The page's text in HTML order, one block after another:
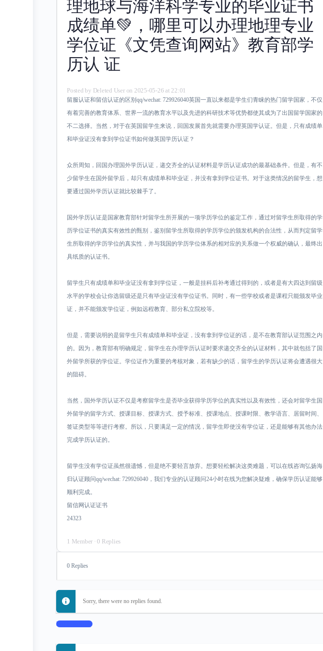
理地球与海洋科学专业的毕业证书
成绩单💚，哪里可以办理地理专业
学位证《文凭查询网站》教育部学
历认 证
Posted by Deleted User on 2025-05-26 at 22:01
留服认证和留信认证的区别qq/wechat: 729926040英国一直以来都是学生们青睐的热门留学国家，不仅
有着完善的教育体系、世界一流的教育水平以及先进的科研技术等优势都使其成为了出国留学国家的
不二选择。当然，对于在英国留学生来说，回国发展首先就需要办理英国学认证。但是，只有成绩单
和毕业证没有拿到学位证书如何做英国学历认证？
众所周知，回国办理国外学历认证，递交齐全的认证材料是学历认证成功的最基础条件。但是，有不
少留学生在国外留学后，却只有成绩单和毕业证，并没有拿到学位证书。对于这类情况的留学生，想
要通过国外学历认证就比较棘手了。
国外学历认证是国家教育部针对留学生所开展的一项学历学位的鉴定工作，通过对留学生所取得的学
历学位证书的真实有效性的甄别，鉴别留学生所取得的学历学位的颁发机构的合法性，从而判定留学
生所取得的学历学位的真实性，并与我国的学历学位体系的相对应的关系做一个权威的确认，最终出
具纸质的认证书。
留学生只有成绩单和毕业证没有拿到学位证，一般是挂科后补考通过得到的，或者是有大四达到留级
水平的学校会让你选留级还是只有毕业证没有学位证书。同时，有一些学校或者是课程只能颁发毕业
证，并不能颁发学位证，例如远程教育、部分私立院校等。
但是，需要说明的是留学生只有成绩单和毕业证，没有拿到学位证的话，是不在教育部认证范围之内
的。因为，教育部有明确规定，留学生在办理学历认证时要求递交齐全的认证材料，其中就包括了国
外留学所获的学位证。学位证作为重要的考核对象，若有缺少的话，留学生的学历认证将会遭遇很大
的阻碍。
当然，国外学历认证不仅是考察留学生是否毕业获得学历学位的真实性以及有效性，还会对留学生国
外留学的留学方式、授课目标、授课方式、授予标准、授课地点、授课时限、教学语言、居留时间、
签证类型等等进行考察。所以，只要满足一定的情况，留学生即使没有学位证，还是能够有其他办法
完成学历认证的。
留学生没有学位证虽然很遗憾，但是绝不要轻言放弃。想要轻松解决这类难题，可以在线咨询弘扬海
归认证顾问qq/wechat: 729926040，我们专业的认证顾问24小时在线为您解决疑难，确保学历认证能够
顺利完成。
留信网认证证书
24323
1 Member · 0 Replies
0 Replies
Sorry, there were no replies found.
Log In to Reply